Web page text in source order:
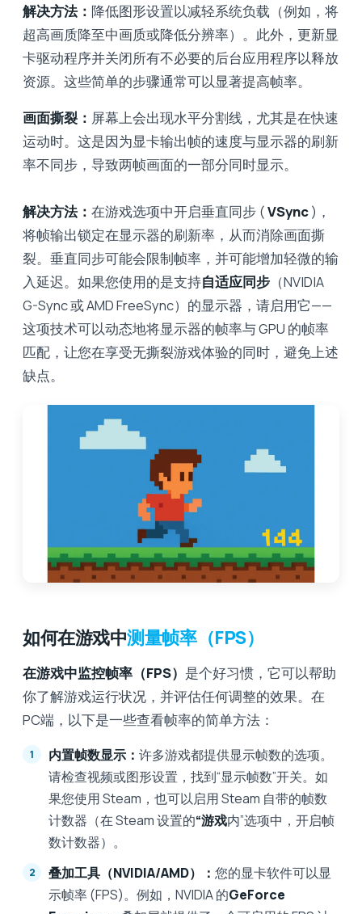
解决方法： 降低图形设置以减轻系统负载（例如，将
超高画质降至中画质或降低分辨率）。此外，更新显
卡驱动程序并关闭所有不必要的后台应用程序以释放
资源。这些简单的步骤通常可以显著提高帧率。
画面撕裂： 屏幕上会出现水平分割线，尤其是在快速
运动时。这是因为显卡输出帧的速度与显示器的刷新
率不同步，导致两帧画面的一部分同时显示。
解决方法： 在游戏选项中开启垂直同步 (VSync)，
将帧输出锁定在显示器的刷新率，从而消除画面撕
裂。垂直同步可能会限制帧率，并可能增加轻微的输
入延迟。如果您使用的是支持自适应同步 （NVIDIA
G-Sync 或 AMD FreeSync）的显示器，请启用它——
这项技术可以动态地将显示器的帧率与 GPU 的帧率
匹配，让您在享受无撕裂游戏体验的同时，避免上述
缺点。
如何在游戏中测量帧率（FPS）
在游戏中监控帧率（FPS） 是个好习惯，它可以帮助
你了解游戏运行状况，并评估任何调整的效果。在
PC端，以下是一些查看帧率的简单方法：
内置帧数显示： 许多游戏都提供显示帧数的选项。
请检查视频或图形设置，找到“显示帧数”开关。如
果您使用 Steam，也可以启用 Steam 自带的帧数
计数器（在 Steam 设置的“游戏内”选项中，开启帧
数计数器）。
叠加工具（NVIDIA/AMD）： 您的显卡软件可以显
示帧率 (FPS)。例如，NVIDIA 的GeForce